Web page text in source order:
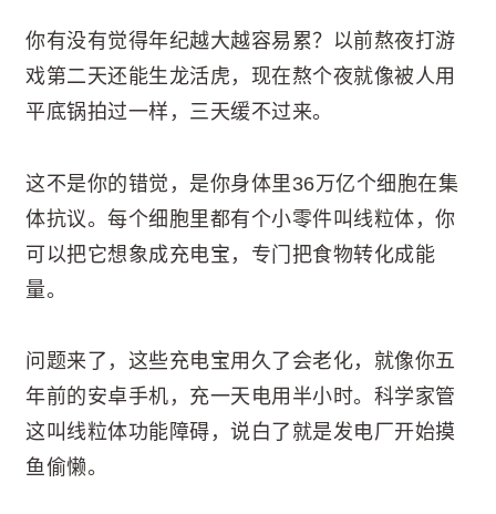
你有没有觉得年纪越大越容易累？以前熬夜打游
戏第二天还能生龙活虎，现在熬个夜就像被人用
平底锅拍过一样，三天缓不过来。
这不是你的错觉，是你身体里36万亿个细胞在集
体抗议。每个细胞里都有个小零件叫线粒体，你
可以把它想象成充电宝，专门把食物转化成能
量。
问题来了，这些充电宝用久了会老化，就像你五
年前的安卓手机，充一天电用半小时。科学家管
这叫线粒体功能障碍，说白了就是发电厂开始摸
鱼偷懒。